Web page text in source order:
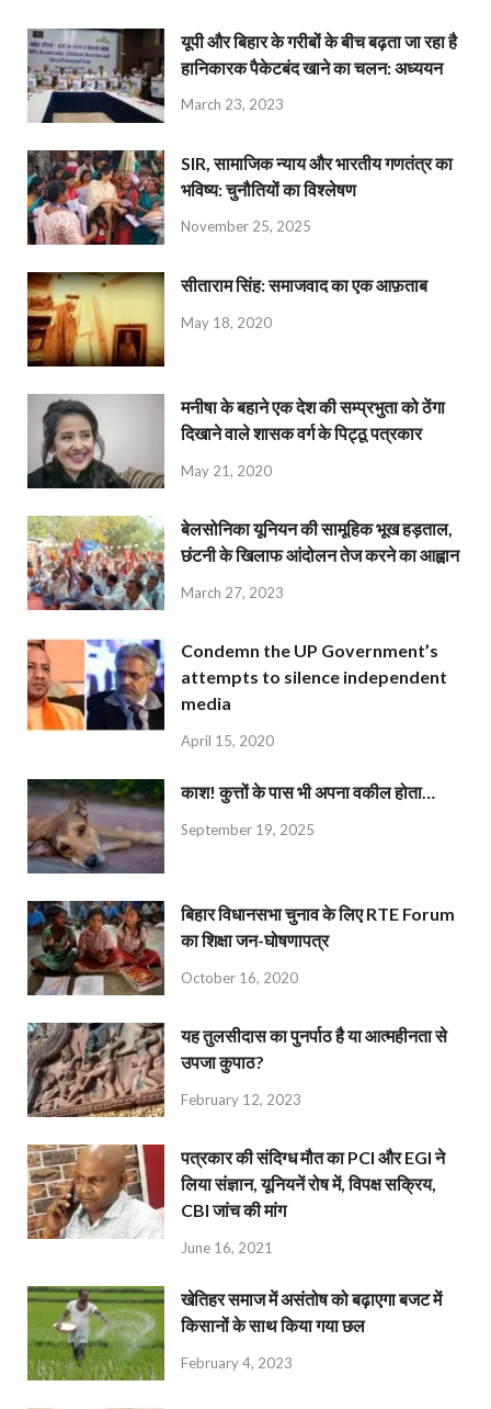
यूपी और बिहार के गरीबों के बीच बढ़ता जा रहा है
हानिकारक पैकेटबंद खाने का चलन: अध्ययन
March 23, 2023
SIR, सामाजिक न्याय और भारतीय गणतंत्र का
भविष्य: चुनौतियों का विश्लेषण
November 25, 2025
सीताराम सिंह: समाजवाद का एक आफ़ताब
May 18, 2020
मनीषा के बहाने एक देश की सम्प्रभुता को ठेंगा
दिखाने वाले शासक वर्ग के पिट्ठू पत्रकार
May 21, 2020
बेलसोनिका यूनियन की सामूहिक भूख हड़ताल,
छंटनी के खिलाफ आंदोलन तेज करने का आह्वान
March 27, 2023
Condemn the UP Government’s
attempts to silence independent
media
April 15, 2020
काश! कुत्तों के पास भी अपना वकील होता…
September 19, 2025
बिहार विधानसभा चुनाव के लिए RTE Forum
का शिक्षा जन-घोषणापत्र
October 16, 2020
यह तुलसीदास का पुनर्पाठ है या आत्महीनता से
उपजा कुपाठ?
February 12, 2023
पत्रकार की संदिग्ध मौत का PCI और EGI ने
लिया संज्ञान, यूनियनें रोष में, विपक्ष सक्रिय,
CBI जांच की मांग
June 16, 2021
खेतिहर समाज में असंतोष को बढ़ाएगा बजट में
किसानों के साथ किया गया छल
February 4, 2023